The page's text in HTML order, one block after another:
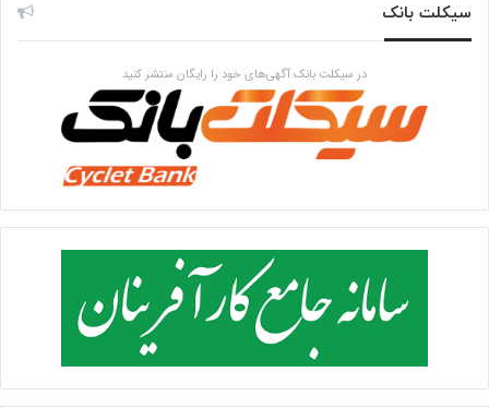
سیکلت بانک
در سیکلت بانک آگهی‌های خود را رایگان منتشر کنید